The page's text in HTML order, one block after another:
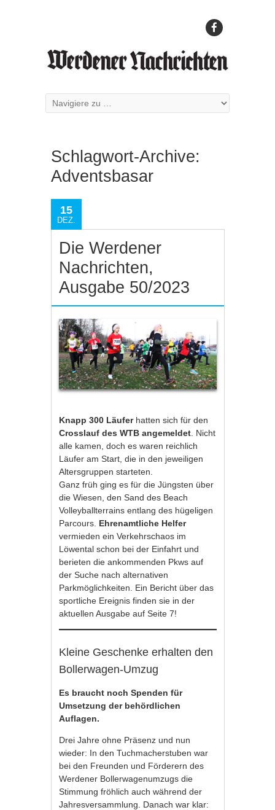
Schlagwort-Archive:
Adventsbasar
15
DEZ.
Die Werdener
Nachrichten,
Ausgabe 50/2023
Knapp 300 Läufer hatten sich für den
Crosslauf des WTB angemeldet . Nicht
alle kamen, doch es waren reichlich
Läufer am Start, die in den jeweiligen
Altersgruppen starteten.
Ganz früh ging es für die Jüngsten über
die Wiesen, den Sand des Beach
Volleyballterrains entlang des hügeligen
Parcours. Ehrenamtliche Helfer
vermieden ein Verkehrschaos im
Löwental schon bei der Einfahrt und
berieten die ankommenden Pkws auf
der Suche nach alternativen
Parkmöglichkeiten. Ein Bericht über das
sportliche Ereignis finden sie in der
aktuellen Ausgabe auf Seite 7!
Kleine Geschenke erhalten den
Bollerwagen-Umzug
Es braucht noch Spenden für
Umsetzung der behördlichen
Auflagen.
Drei Jahre ohne Präsenz und nun
wieder: In den Tuchmacherstuben war
bei den Freunden und Förderern des
Werdener Bollerwagenumzugs die
Stimmung fröhlich auch während der
Jahresversammlung. Danach war klar: